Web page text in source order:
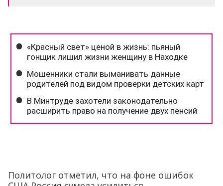
Политолог отметил, что на фоне ошибок